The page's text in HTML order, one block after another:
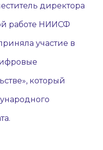
директора
работе НИИСФ
участие в
который